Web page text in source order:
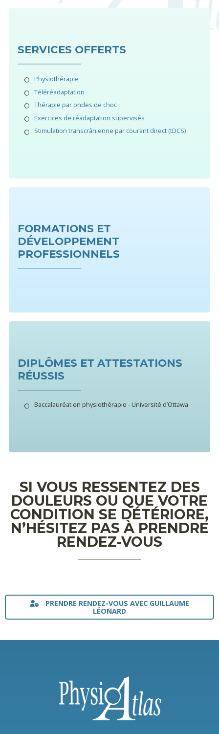
SERVICES OFFERTS
Physiothérapie
Téléréadaptation
Thérapie par ondes de choc
Exercices de réadaptation supervisés
Stimulation transcrânienne par courant direct (tDCS)
FORMATIONS ET
DÉVELOPPEMENT
PROFESSIONNELS
DIPLÔMES ET ATTESTATIONS
RÉUSSIS
Baccalauréat en physiothérapie - Université d’Ottawa
SI VOUS RESSENTEZ DES
DOULEURS OU QUE VOTRE
CONDITION SE DÉTÉRIORE,
N’HÉSITEZ PAS À PRENDRE
RENDEZ-VOUS
PRENDRE RENDEZ-VOUS AVEC GUILLAUME
LÉONARD